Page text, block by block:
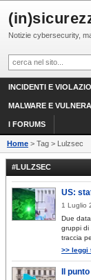
Notizie cybersecurity,
INCIDENTI E
MALWARE E
I FORUMS
Home > Tag > Lulzsec
#LULZSEC
US:
1 Luglio
Due
gruppi di
traccia
>> leggi
Il